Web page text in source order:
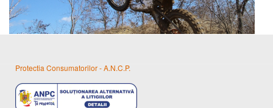
Protectia Consumatorilor - A.N.C.P.